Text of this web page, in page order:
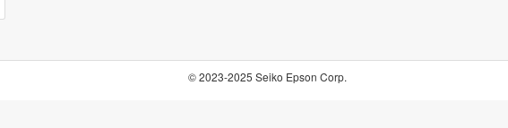
© 2023-2025 Seiko Epson Corp.